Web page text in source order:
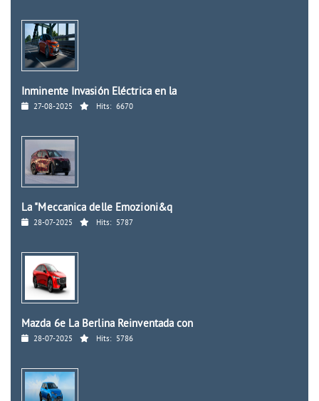
Inminente Invasión Eléctrica en la
27-08-2025 Hits: 6670
La "Meccanica delle Emozioni&q
28-07-2025 Hits: 5787
Mazda 6e La Berlina Reinventada con
28-07-2025 Hits: 5786